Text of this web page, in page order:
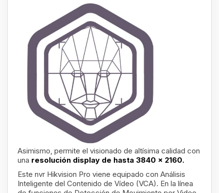
Asimismo, permite el visionado de altísima calidad con
una resolución display de hasta 3840 x 2160.
Este nvr Hikvision Pro viene equipado con Análisis
Inteligente del Contenido de Vídeo (VCA). En la línea